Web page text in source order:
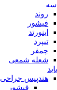
روند
فیشور
اینورتد
تیپرد
چمفر
شعله شمعی
هندپیس جراحی
فیشور